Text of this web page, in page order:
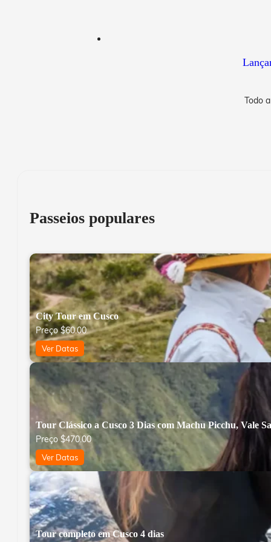
Todo
Passeios populares
City Tour em Cusco
Preço$60.00
Ver Datas
Tour Clássico a Cusco 3 Dias com Machu Picchu, Vale
Preço $470.00
Ver Datas
Tour completo em Cusco 4 dias